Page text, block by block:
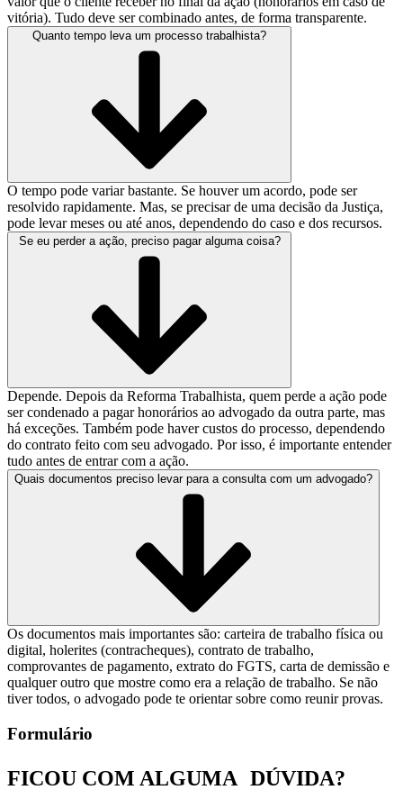
vitória). Tudo deve ser combinado antes, de forma transparente.
Quanto tempo leva um processo trabalhista?
O tempo pode variar bastante. Se houver um acordo, pode ser
resolvido rapidamente. Mas, se precisar de uma decisão da Justiça,
pode levar meses ou até anos, dependendo do caso e dos recursos.
Se eu perder a ação, preciso pagar alguma coisa?
Depende. Depois da Reforma Trabalhista, quem perde a ação pode
ser condenado a pagar honorários ao advogado da outra parte, mas
há exceções. Também pode haver custos do processo, dependendo
do contrato feito com seu advogado. Por isso, é importante entender
tudo antes de entrar com a ação.
Quais documentos preciso levar para a consulta com um advogado?
Os documentos mais importantes são: carteira de trabalho física ou
digital, holerites (contracheques), contrato de trabalho,
comprovantes de pagamento, extrato do FGTS, carta de demissão e
qualquer outro que mostre como era a relação de trabalho. Se não
tiver todos, o advogado pode te orientar sobre como reunir provas.
Formulário
FICOU COM ALGUMA DÚVIDA?